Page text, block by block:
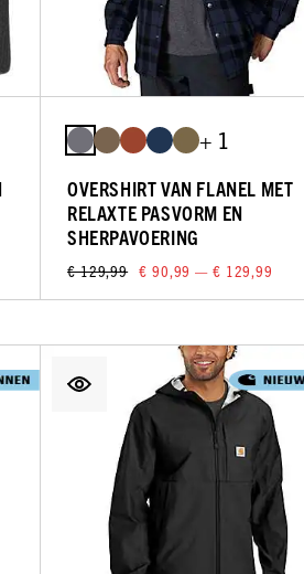
+ 1
OVERSHIRT VAN FLANEL MET
RELAXTE PASVORM EN
SHERPAVOERING
€ 129,99 € 90,99 — € 129,99